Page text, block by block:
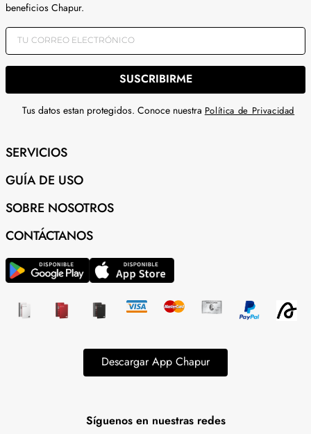
beneficios Chapur.
SUSCRIBIRME
Tus datos estan protegidos. Conoce nuestra Política de Privacidad
SERVICIOS
GUÍA DE USO
SOBRE NOSOTROS
CONTÁCTANOS
Descargar App Chapur
Síguenos en nuestras redes